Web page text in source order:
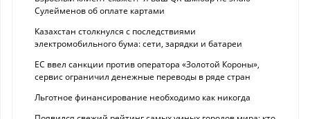
Сулейменов об оплате картами
Казахстан столкнулся с последствиями
электромобильного бума: сети, зарядки и батареи
ЕС ввел санкции против оператора «Золотой Короны»,
сервис ограничил денежные переводы в ряде стран
Льготное финансирование необходимо как никогда